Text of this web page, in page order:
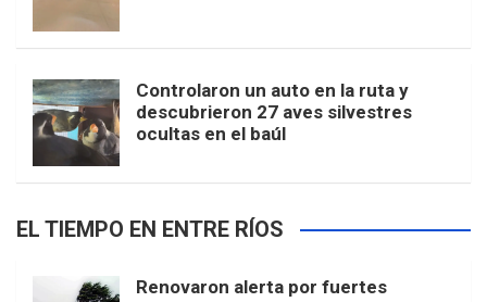
Controlaron un auto en la ruta y
descubrieron 27 aves silvestres
ocultas en el baúl
EL TIEMPO EN ENTRE RÍOS
Renovaron alerta por fuertes